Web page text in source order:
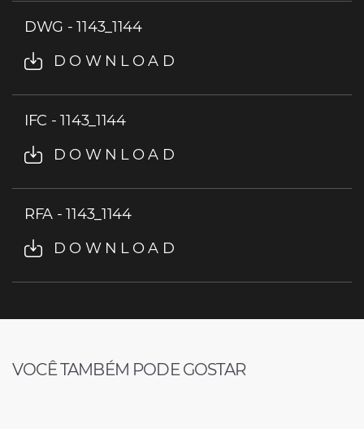
DWG - 1143_1144
DOWNLOAD
IFC - 1143_1144
DOWNLOAD
RFA - 1143_1144
DOWNLOAD
VOCÊ TAMBÉM PODE GOSTAR